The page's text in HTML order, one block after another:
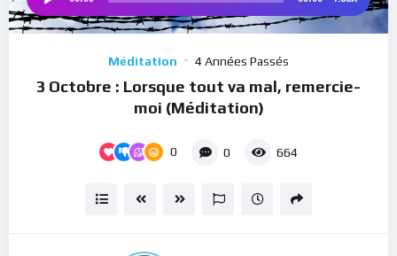
Audio
Méditation 4 Années Passés
3 Octobre : Lorsque tout va mal, remercie-
moi (Méditation)
0 0 664